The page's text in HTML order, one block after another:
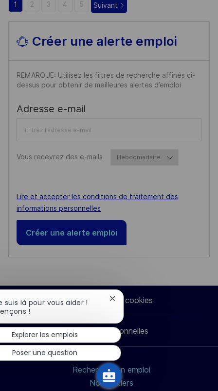
G
1 2 3 4 5 Suivant
Créer une alerte emploi
REMARQUE: Utilisez les filtres de recherche affinés ci-
dessus pour obtenir de meilleures alertes d’emploi
Adresse e-mailRequired
Vous recevrez des e-mailsRequired
Required
Lire et accepter les conditions de traitement des
informations personnelles
Créer une alerte emploi
Paramètres des cookies
Données personnelles
Rechercher un emploi
Nos métiers
suis là pour vous aider !
!
Fermer
notification
du
chatbot
Explorer les emplois
Poser une question